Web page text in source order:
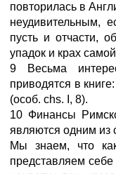
повторилась в
неудивительным,
пусть и отчасти,
упадок и крах
9 Весьма
приводятся в
(особ. chs. I, 8).
10 Финансы
являются одним из
Мы знаем, что
представляем